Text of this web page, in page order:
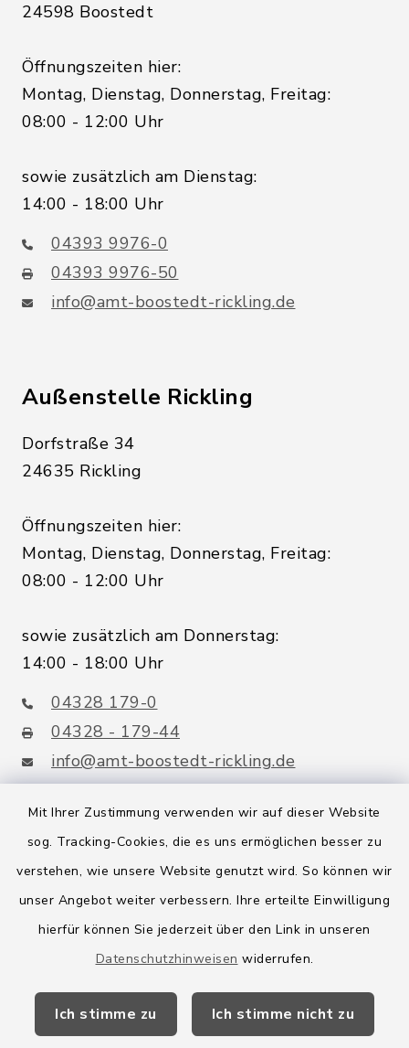
Mit Ihrer Zustimmung verwenden wir auf dieser Website
sog. Tracking-Cookies, die es uns ermöglichen besser zu
verstehen, wie unsere Website genutzt wird. So können wir
unser Angebot weiter verbessern. Ihre erteilte Einwilligung
hierfür können Sie jederzeit über den Link in unseren
Datenschutzhinweisen widerrufen.
Ich stimme zu Ich stimme nicht zu
24598 Boostedt
Öffnungszeiten hier:
Montag, Dienstag, Donnerstag, Freitag:
08:00 - 12:00 Uhr
sowie zusätzlich am Dienstag:
14:00 - 18:00 Uhr
04393 9976-0
04393 9976-50
info@amt-boostedt-rickling.de
Außenstelle Rickling
Dorfstraße 34
24635 Rickling
Öffnungszeiten hier:
Montag, Dienstag, Donnerstag, Freitag:
08:00 - 12:00 Uhr
sowie zusätzlich am Donnerstag:
14:00 - 18:00 Uhr
04328 179-0
04328 - 179-44
info@amt-boostedt-rickling.de
Quicklinks
Amt Boostedt-Rickling
Amtsbroschüre
Wege-Zweckverband